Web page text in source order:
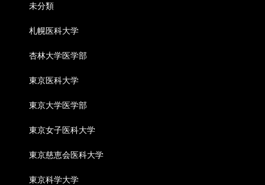
未分類
札幌医科大学
杏林大学医学部
東京医科大学
東京大学医学部
東京女子医科大学
東京慈恵会医科大学
東京科学大学